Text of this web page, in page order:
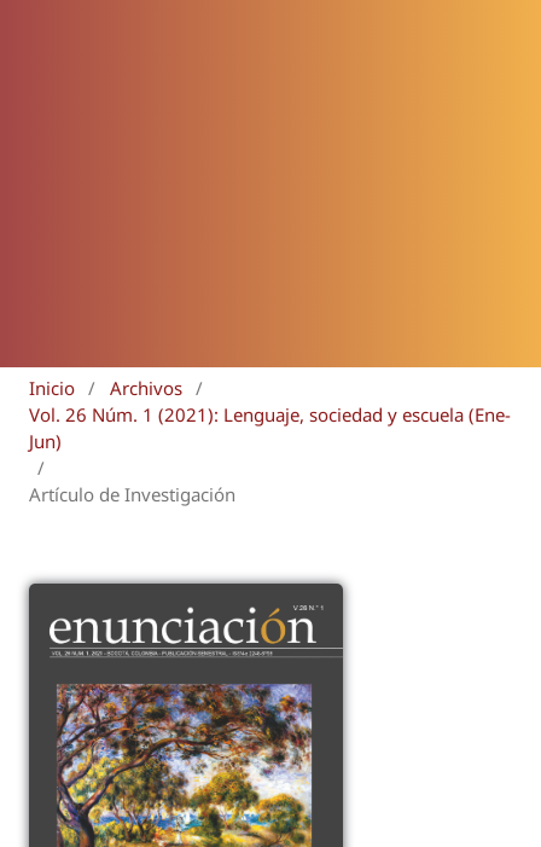
Inicio / Archivos /
Vol. 26 Núm. 1 (2021): Lenguaje, sociedad y escuela (Ene-
Jun)
/
Artículo de Investigación